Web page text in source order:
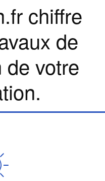
chiffre
de
de votre